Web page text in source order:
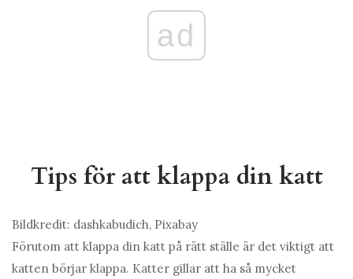
ad
Tips för att klappa din katt
Bildkredit: dashkabudich, Pixabay
Förutom att klappa din katt på rätt ställe är det viktigt att
katten börjar klappa. Katter gillar att ha så mycket